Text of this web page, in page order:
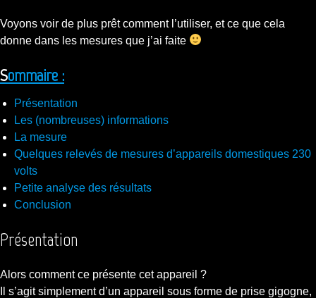
Voyons voir de plus prêt comment l’utiliser, et ce que cela
donne dans les mesures que j’ai faite
Sommaire :
Présentation
Les (nombreuses) informations
La mesure
Quelques relevés de mesures d’appareils domestiques 230
volts
Petite analyse des résultats
Conclusion
Présentation
Alors comment ce présente cet appareil ?
Il s’agit simplement d’un appareil sous forme de prise gigogne,